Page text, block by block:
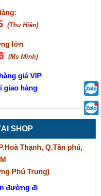
(Thu Hiền)
lớn
(Ms Minh)
giá VIP
giao hàng
SHOP
Thạnh, Q.Tân phú,
Phú Trung)
đường đi